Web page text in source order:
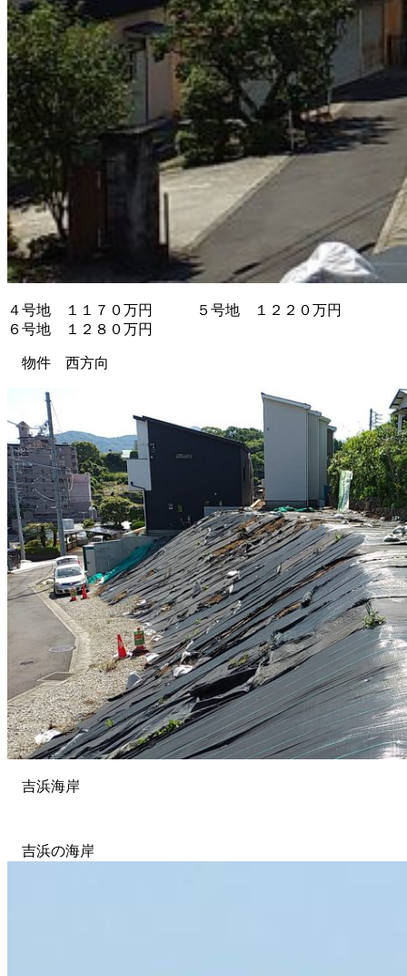
４号地 １１７０万円 ５号地 １２２０万円
６号地 １２８０万円
物件 西方向
吉浜海岸
吉浜の海岸